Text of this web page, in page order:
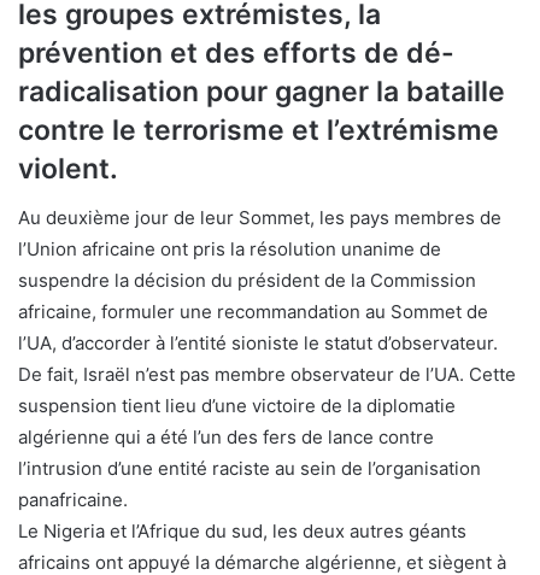
les groupes extrémistes, la
prévention et des efforts de dé-
radicalisation pour gagner la bataille
contre le terrorisme et l’extrémisme
violent.
Au deuxième jour de leur Sommet, les pays membres de
l’Union africaine ont pris la résolution unanime de
suspendre la décision du président de la Commission
africaine, formuler une recommandation au Sommet de
l’UA, d’accorder à l’entité sioniste le statut d’observateur.
De fait, Israël n’est pas membre observateur de l’UA. Cette
suspension tient lieu d’une victoire de la diplomatie
algérienne qui a été l’un des fers de lance contre
l’intrusion d’une entité raciste au sein de l’organisation
panafricaine.
Le Nigeria et l’Afrique du sud, les deux autres géants
africains ont appuyé la démarche algérienne, et siègent à